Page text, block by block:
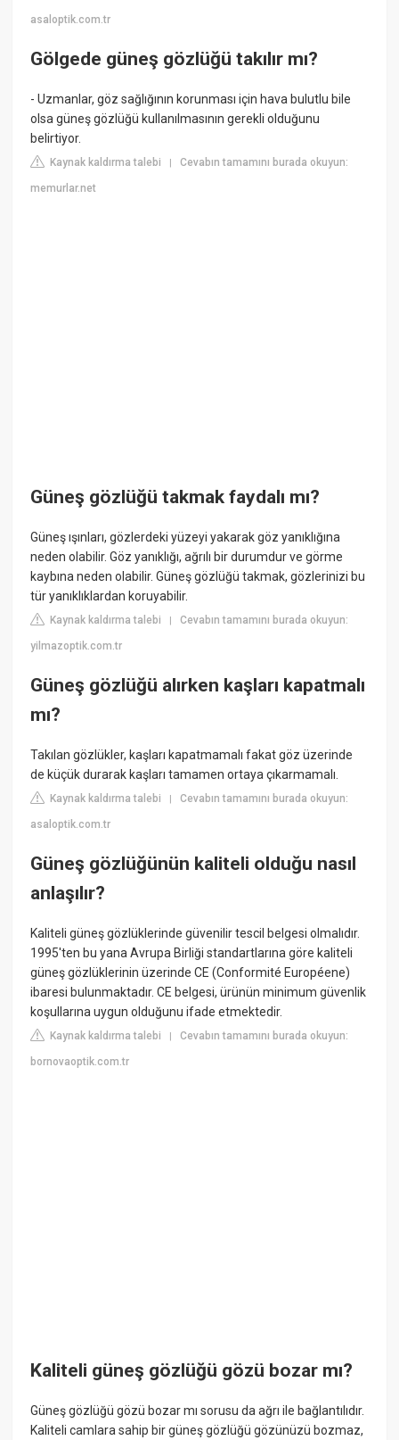
asaloptik.com.tr
Gölgede güneş gözlüğü takılır mı?
- Uzmanlar, göz sağlığının korunması için hava bulutlu bile
olsa güneş gözlüğü kullanılmasının gerekli olduğunu
belirtiyor.
Kaynak kaldırma talebi |Cevabın tamamını burada okuyun:
memurlar.net
Güneş gözlüğü takmak faydalı mı?
Güneş ışınları, gözlerdeki yüzeyi yakarak göz yanıklığına
neden olabilir. Göz yanıklığı, ağrılı bir durumdur ve görme
kaybına neden olabilir. Güneş gözlüğü takmak, gözlerinizi bu
tür yanıklıklardan koruyabilir.
Kaynak kaldırma talebi |Cevabın tamamını burada okuyun:
yilmazoptik.com.tr
Güneş gözlüğü alırken kaşları kapatmalı
mı?
Takılan gözlükler, kaşları kapatmamalı fakat göz üzerinde
de küçük durarak kaşları tamamen ortaya çıkarmamalı.
Kaynak kaldırma talebi |Cevabın tamamını burada okuyun:
asaloptik.com.tr
Güneş gözlüğünün kaliteli olduğu nasıl
anlaşılır?
Kaliteli güneş gözlüklerinde güvenilir tescil belgesi olmalıdır.
1995'ten bu yana Avrupa Birliği standartlarına göre kaliteli
güneş gözlüklerinin üzerinde CE (Conformité Européene)
ibaresi bulunmaktadır. CE belgesi, ürünün minimum güvenlik
koşullarına uygun olduğunu ifade etmektedir.
Kaynak kaldırma talebi |Cevabın tamamını burada okuyun:
bornovaoptik.com.tr
Kaliteli güneş gözlüğü gözü bozar mı?
Güneş gözlüğü gözü bozar mı sorusu da ağrı ile bağlantılıdır.
Kaliteli camlara sahip bir güneş gözlüğü gözünüzü bozmaz,